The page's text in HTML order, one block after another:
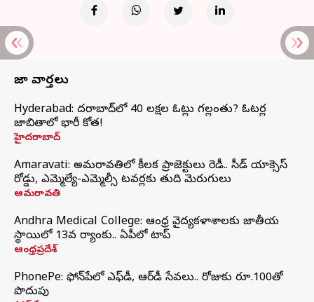
తాజా వార్తలు
Hyderabad: హైదరాబాద్‌లో 40 లక్షల ఓట్లు గల్లంతు? ఓటర్ల
జాబితాలో భారీ కోత!
హైదరాబాద్
Amaravati: అమరావతిలో కీలక ప్రాజెక్టులు రెడీ.. సీడ్‌ యాక్సెస్‌
రోడ్డు, ఎమ్మెల్యే-ఎమ్మెల్సీ టవర్లకు తుది మెరుగులు
అమరావతి
Andhra Medical College: ఆంధ్ర వైద్యకళాశాలకు జాతీయ
స్థాయిలో 13వ ర్యాంకు.. ఏపీలో టాప్
ఆంధ్రప్రదేశ్
PhonePe: ఫోన్‌పేలో ఎఫ్‌డీ, ఆర్‌డీ సేవలు.. రోజుకు రూ.100తో
పొదుపు